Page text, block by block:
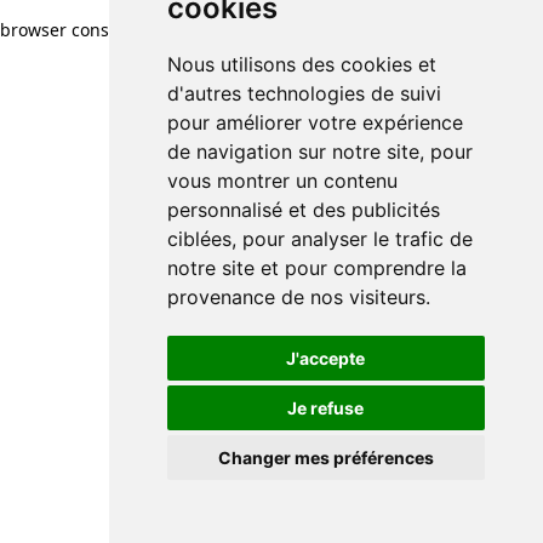
cookies
Nous utilisons des cookies et
d'autres technologies de suivi
pour améliorer votre expérience
de navigation sur notre site, pour
vous montrer un contenu
personnalisé et des publicités
ciblées, pour analyser le trafic de
notre site et pour comprendre la
provenance de nos visiteurs.
J'accepte
Je refuse
Changer mes préférences
browser console for more information)